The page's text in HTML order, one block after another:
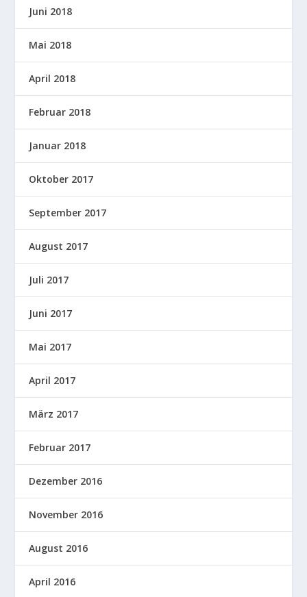
Juni 2018
Mai 2018
April 2018
Februar 2018
Januar 2018
Oktober 2017
September 2017
August 2017
Juli 2017
Juni 2017
Mai 2017
April 2017
März 2017
Februar 2017
Dezember 2016
November 2016
August 2016
April 2016